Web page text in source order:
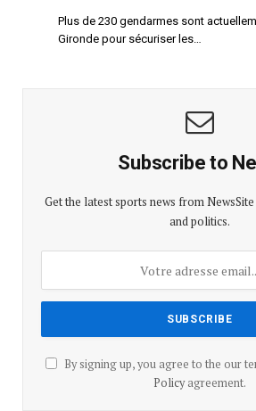
Plus de 230 gendarmes sont
Gironde pour sécuriser les…
Subscribe to
Get the latest sports news from
and politics.
By signing up, you agree to the our
Policyagreement.